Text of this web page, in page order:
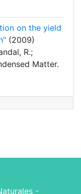
on the yield
(2009)
R.;
Matter.
-